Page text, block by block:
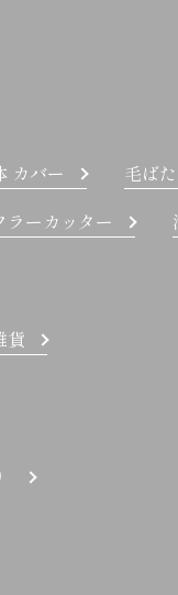
カバー 毛ば
ラーカッター
貨